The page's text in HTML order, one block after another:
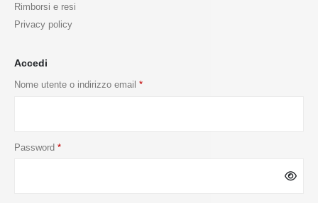
Rimborsi e resi
Privacy policy
Accedi
Nome utente o indirizzo email *
Password *